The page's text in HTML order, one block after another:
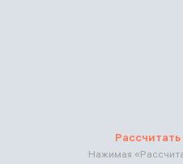
Нажимая «